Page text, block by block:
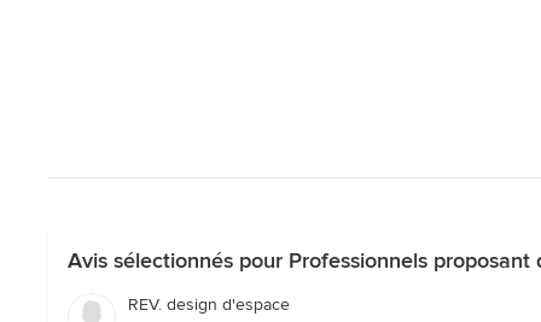
Avis sélectionnés pour Professionnels
REV. design d'espace